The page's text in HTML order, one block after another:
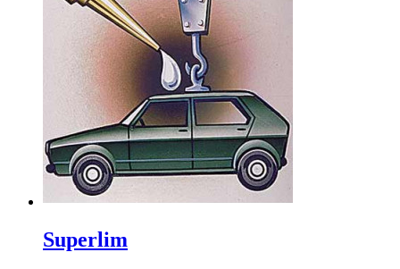
Superlim